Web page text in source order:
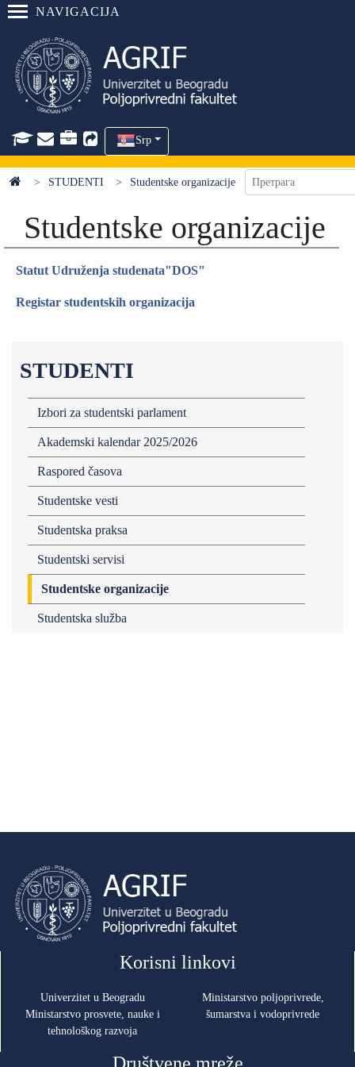
NAVIGACIJA
Srp
STUDENTI Studentske organizacije
STUDENTI
Izbori za studentski parlament
Akademski kalendar 2025/2026
Raspored časova
Studentske vesti
Studentska praksa
Studentski servisi
Studentske organizacije
Studentska služba
Studentske organizacije
Statut Udruženja studenata"DOS"
Registar studentskih organizacija
Korisni linkovi
Univerzitet u Beogradu
Ministarstvo prosvete, nauke i
tehnološkog razvoja
Ministarstvo poljoprivrede,
šumarstva i vodoprivrede